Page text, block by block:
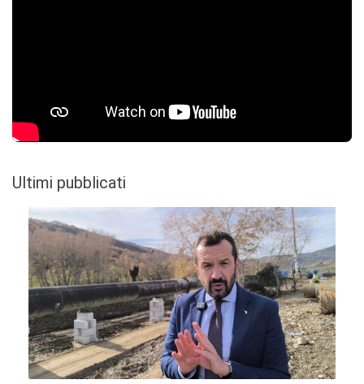
Ultimi pubblicati